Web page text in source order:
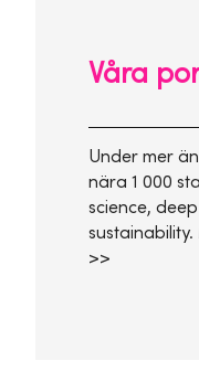
Våra
Under mer
nära 1 000
science,
>>